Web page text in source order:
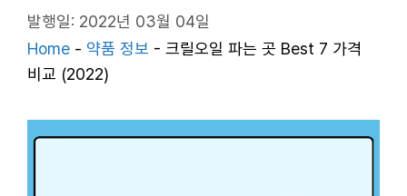
발행일: 2022년 03월 04일
Home - 약품 정보 - 크릴오일 파는 곳 Best 7 가격
비교 (2022)